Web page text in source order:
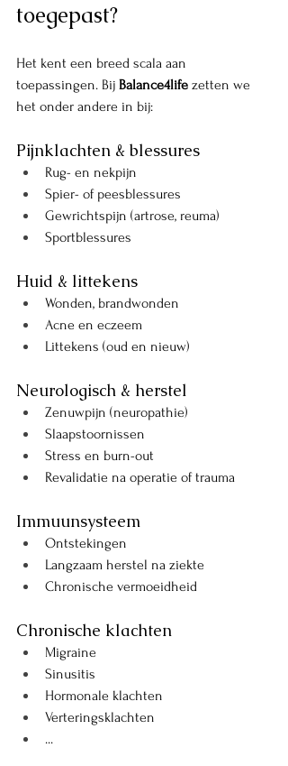
toegepast?
Het kent een breed scala aan
toepassingen. Bij Balance4life zetten we
het onder andere in bij:
Pijnklachten & blessures
Rug- en nekpijn
Spier- of peesblessures
Gewrichtspijn (artrose, reuma)
Sportblessures
Huid & littekens
Wonden, brandwonden
Acne en eczeem
Littekens (oud en nieuw)
Neurologisch & herstel
Zenuwpijn (neuropathie)
Slaapstoornissen
Stress en burn-out
Revalidatie na operatie of trauma
Immuunsysteem
Ontstekingen
Langzaam herstel na ziekte
Chronische vermoeidheid
Chronische klachten
Migraine
Sinusitis
Hormonale klachten
Verteringsklachten
...